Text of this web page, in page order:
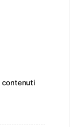
contenuti